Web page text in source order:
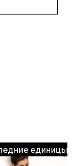
единицы